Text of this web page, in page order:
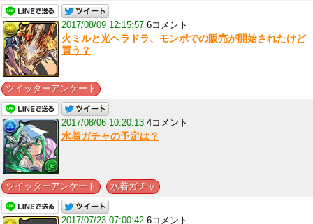
2017/08/09 12:15:57 6コメント
火ミルと光ヘラドラ、モンポでの販売が開始されたけど
買う？
ツイッターアンケート
2017/08/06 10:20:13 4コメント
水着ガチャの予定は？
ツイッターアンケート 水着ガチャ
2017/07/23 07:00:42 6コメント